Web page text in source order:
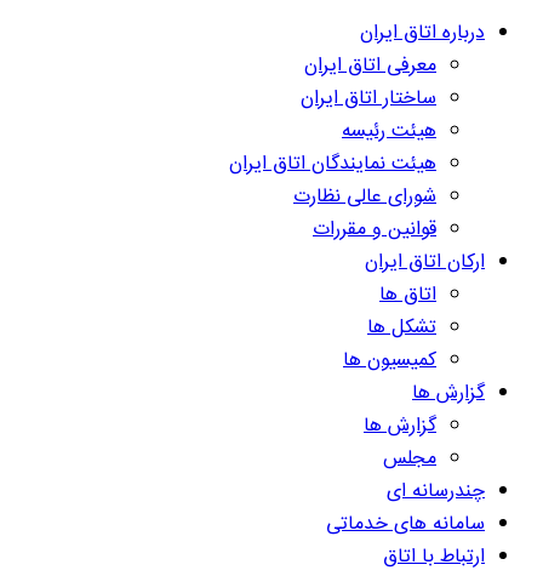
درباره اتاق ایران
معرفی اتاق ایران
ساختار اتاق ایران
هیئت رئیسه
هیئت نمایندگان اتاق ایران
شورای عالی نظارت
قوانین و مقررات
ارکان اتاق ایران
اتاق ها
تشکل ها
کمیسیون ها
گزارش ها
گزارش ها
مجلس
چندرسانه ای
سامانه های خدماتی
ارتباط با اتاق